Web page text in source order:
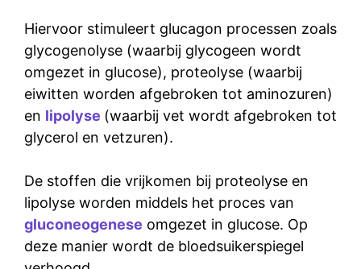
Hiervoor stimuleert glucagon processen zoals
glycogenolyse (waarbij glycogeen wordt
omgezet in glucose), proteolyse (waarbij
eiwitten worden afgebroken tot aminozuren)
en lipolyse (waarbij vet wordt afgebroken tot
glycerol en vetzuren).
De stoffen die vrijkomen bij proteolyse en
lipolyse worden middels het proces van
gluconeogenese omgezet in glucose. Op
deze manier wordt de bloedsuikerspiegel